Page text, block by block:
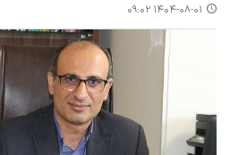
۱۴۰۴-۰۸-۰۱ ۰۹:۰۲